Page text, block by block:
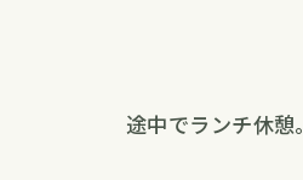
途中でランチ休憩。